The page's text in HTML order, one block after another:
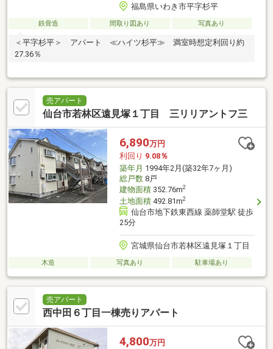
福島県いわき市平字杉平
鉄骨造 間取り図あり 写真あり
＜平字杉平＞ アパート ≪ハイツ杉平≫ 満室時想定利回り約
27.36％
売アパート
仙台市若林区遠見塚１丁目 三リリアントフ三
6,890万円
利回り 9.08％
築年月 1994年2月(築32年7ヶ月)
総戸数8戸
建物面積352.76m2
土地面積492.81m2
仙台市地下鉄東西線 薬師堂駅 徒歩
25分
宮城県仙台市若林区遠見塚１丁目
木造 写真あり 駐車場あり
売アパート
西中田６丁目一棟売りアパート
4,800万円